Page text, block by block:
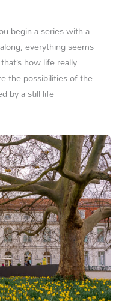
begin a series with a
everything seems
how life really
the possibilities of the
by a still life